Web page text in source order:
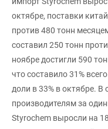
октябре, поставки
против 480 тонн
составил 250 тонн
ноябре достигли 590
что составило 31%
доли в 33% в октябре.
производителям за
Styrochem выросли на